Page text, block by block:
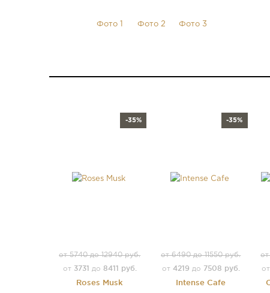
-35%
от 5740 до 12940 руб.
от 3731 до 8411 руб.
Roses Musk
-35%
от 6490 до 11550 руб.
от 4219 до 7508 руб.
Intense Cafe
от